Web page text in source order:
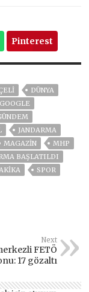
Pinterest
DÜNYA
GOOGLE
JANDARMA
MAGAZİN
MHP
BAŞLATILDI
SPOR
Next
FETÖ
17 gözaltı